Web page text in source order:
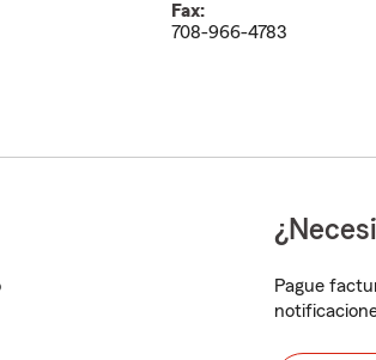
Fax:
708-966-4783
Pague